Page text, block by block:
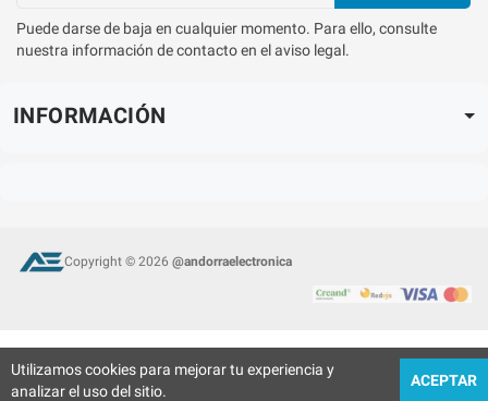
Puede darse de baja en cualquier momento. Para ello, consulte
nuestra información de contacto en el aviso legal.
INFORMACIÓN
Copyright © 2026@andorraelectronica
Utilizamos cookies para mejorar tu experiencia y
analizar el uso del sitio.
ACEPTAR